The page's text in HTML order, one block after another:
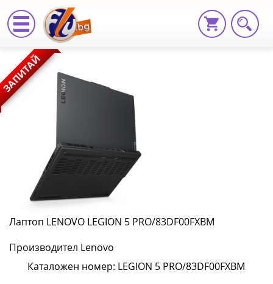
Лаптоп
LENOVO
LEGION
PRO/83DF00FXBM
LEGION
5
PRO/83DF00FXBM
|
Fly.bg
ЗАПИТАЙ
Лаптоп LENOVO LEGION 5 PRO/83DF00FXBM
Производител Lenovo
Каталожен номер: LEGION 5 PRO/83DF00FXBM